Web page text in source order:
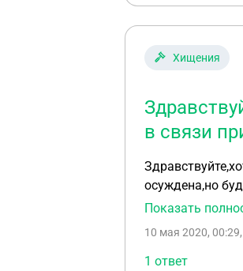
Хищения
в связи
осуждена,но
поставить
никто не
все из зала суда)
Показать
10 мая 2020, 00:29
1 ответ